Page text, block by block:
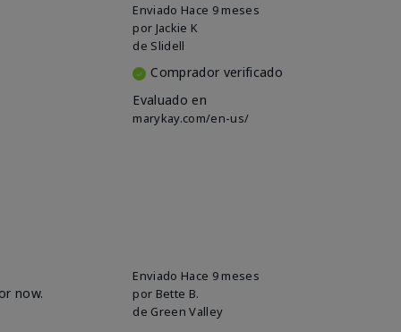
Enviado Hace 9 meses
por Jackie K
de Slidell
Comprador verificado
Evaluado en
marykay.com/en-us/
Enviado Hace 9 meses
por Bette B.
de Green Valley
now.